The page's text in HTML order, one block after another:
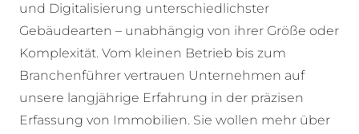
und Digitalisierung unterschiedlichster
Gebäudearten – unabhängig von ihrer Größe oder
Komplexität. Vom kleinen Betrieb bis zum
Branchenführer vertrauen Unternehmen auf
unsere langjährige Erfahrung in der präzisen
Erfassung von Immobilien. Sie wollen mehr über